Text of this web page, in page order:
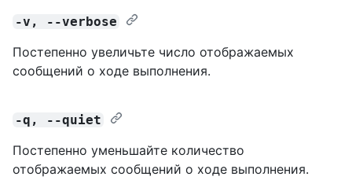
-v, --verbose
Постепенно увеличьте число отображаемых
сообщений о ходе выполнения.
-q, --quiet
Постепенно уменьшайте количество
отображаемых сообщений о ходе выполнения.